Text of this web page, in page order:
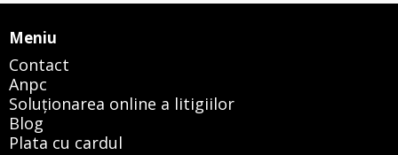
Meniu
Contact
Anpc
Soluționarea online a litigiilor
Blog
Plata cu cardul